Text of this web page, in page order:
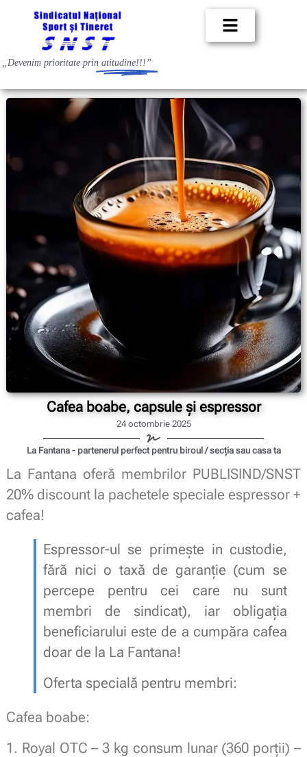
„Devenim prioritate prin atitudine!!!”
Cafea boabe, capsule și espressor
24 octombrie 2025
La Fantana - partenerul perfect pentru biroul / secția sau casa ta
La Fantana oferă membrilor PUBLISIND/SNST
20% discount la pachetele speciale espressor +
cafea!
Espressor-ul se primește in custodie,
fără nici o taxă de garanție (cum se
percepe pentru cei care nu sunt
membri de sindicat), iar obligația
beneficiarului este de a cumpăra cafea
doar de la La Fantana!
Oferta specială pentru membri:
Cafea boabe:
1. Royal OTC – 3 kg consum lunar (360 porții) –